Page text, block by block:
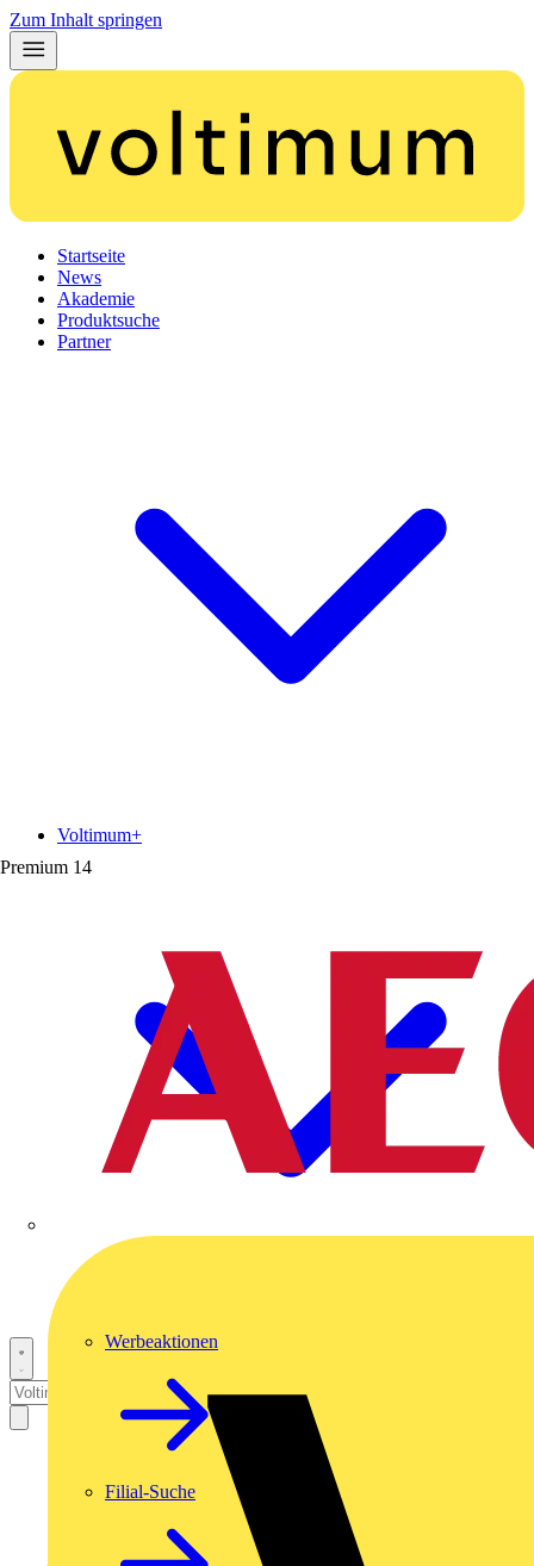
Zum Inhalt springen
Startseite
News
Akademie
Produktsuche
Partner
Premium 14
Voltimum+
Werbeaktionen
Filial-Suche